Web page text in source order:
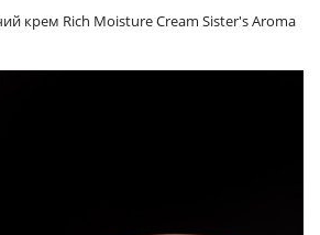
крем Rich Moisture Cream Sister's Aroma